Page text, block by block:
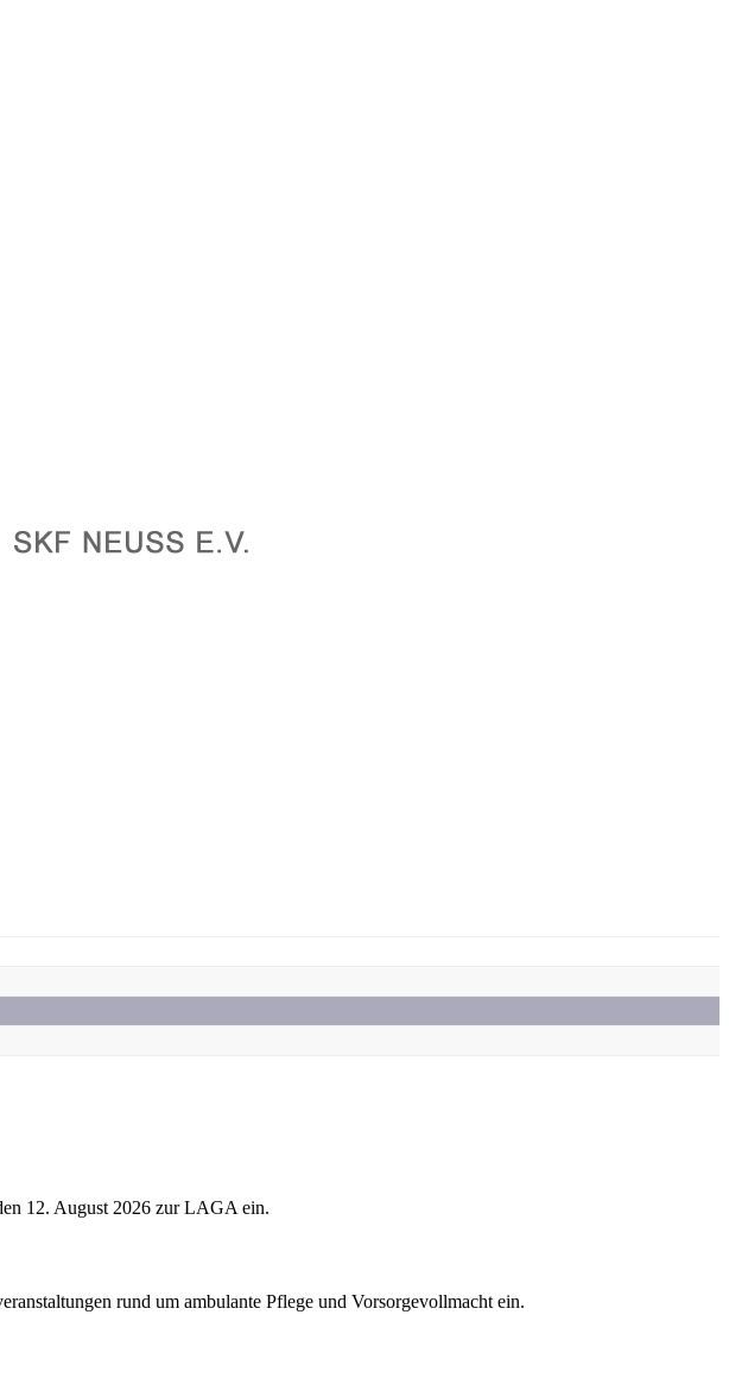
12. August 2026 zur LAGA ein.
rund um ambulante Pflege und Vorsorgevollmacht ein.